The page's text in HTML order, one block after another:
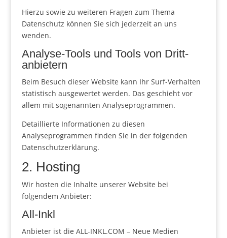
Hierzu sowie zu weiteren Fragen zum Thema
Datenschutz können Sie sich jederzeit an uns
wenden.
Analyse-Tools und Tools von Dritt­
anbietern
Beim Besuch dieser Website kann Ihr Surf-Verhalten
statistisch ausgewertet werden. Das geschieht vor
allem mit sogenannten Analyseprogrammen.
Detaillierte Informationen zu diesen
Analyseprogrammen finden Sie in der folgenden
Datenschutzerklärung.
2. Hosting
Wir hosten die Inhalte unserer Website bei
folgendem Anbieter:
All-Inkl
Anbieter ist die ALL-INKL.COM – Neue Medien